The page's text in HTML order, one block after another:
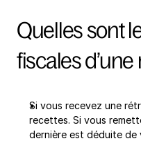
Quelles sont
fiscales
Si vous recevez une
recettes. Si vous
dernière est déduite